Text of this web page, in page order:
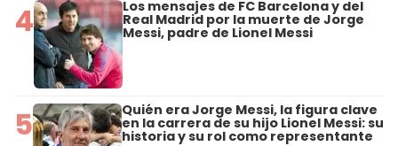
4 Los mensajes de FC Barcelona y del
Real Madrid por la muerte de Jorge
Messi, padre de Lionel Messi
5 Quién era Jorge Messi, la figura clave
en la carrera de su hijo Lionel Messi: su
historia y su rol como representante